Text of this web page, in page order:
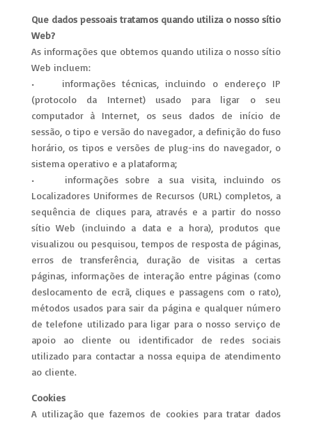
Que dados pessoais tratamos quando utiliza o nosso sítio
Web?
As informações que obtemos quando utiliza o nosso sítio
Web incluem:
• informações técnicas, incluindo o endereço IP
(protocolo da Internet) usado para ligar o seu
computador à Internet, os seus dados de início de
sessão, o tipo e versão do navegador, a definição do fuso
horário, os tipos e versões de plug-ins do navegador, o
sistema operativo e a plataforma;
• informações sobre a sua visita, incluindo os
Localizadores Uniformes de Recursos (URL) completos, a
sequência de cliques para, através e a partir do nosso
sítio Web (incluindo a data e a hora), produtos que
visualizou ou pesquisou, tempos de resposta de páginas,
erros de transferência, duração de visitas a certas
páginas, informações de interação entre páginas (como
deslocamento de ecrã, cliques e passagens com o rato),
métodos usados para sair da página e qualquer número
de telefone utilizado para ligar para o nosso serviço de
apoio ao cliente ou identificador de redes sociais
utilizado para contactar a nossa equipa de atendimento
ao cliente.
Cookies
A utilização que fazemos de cookies para tratar dados